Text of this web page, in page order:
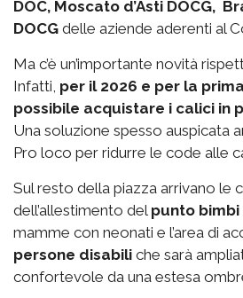
DOC, Moscato d’Asti DOCG,
DOCG delle aziende aderenti al
Ma c’è un’importante novità
Infatti, per il 2026 e per la
possibile acquistare i calici in
Una soluzione spesso auspicata
Pro loco per ridurre le code alle
Sul resto della piazza arrivano le
dell’allestimento del punto bimbi
mamme con neonati e l’area di
persone disabili che sarà
confortevole da una estesa